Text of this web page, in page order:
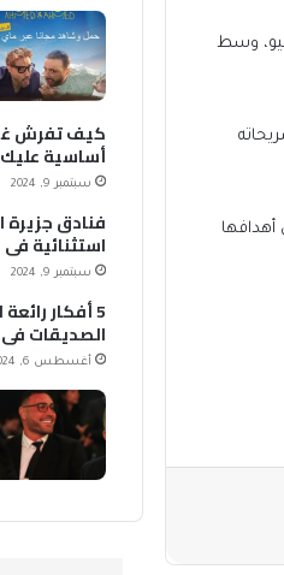
وسط
أساسية
سبتمبر 9, 2024
استثنائية
سبتمبر 9, 2024
5 أفكار
الصديقات
أغسطس 6, 2024